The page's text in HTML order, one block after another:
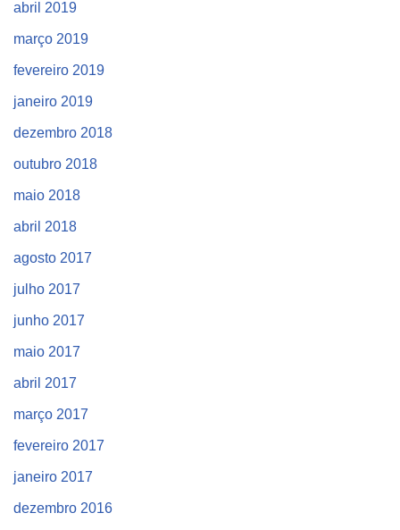
abril 2019
março 2019
fevereiro 2019
janeiro 2019
dezembro 2018
outubro 2018
maio 2018
abril 2018
agosto 2017
julho 2017
junho 2017
maio 2017
abril 2017
março 2017
fevereiro 2017
janeiro 2017
dezembro 2016